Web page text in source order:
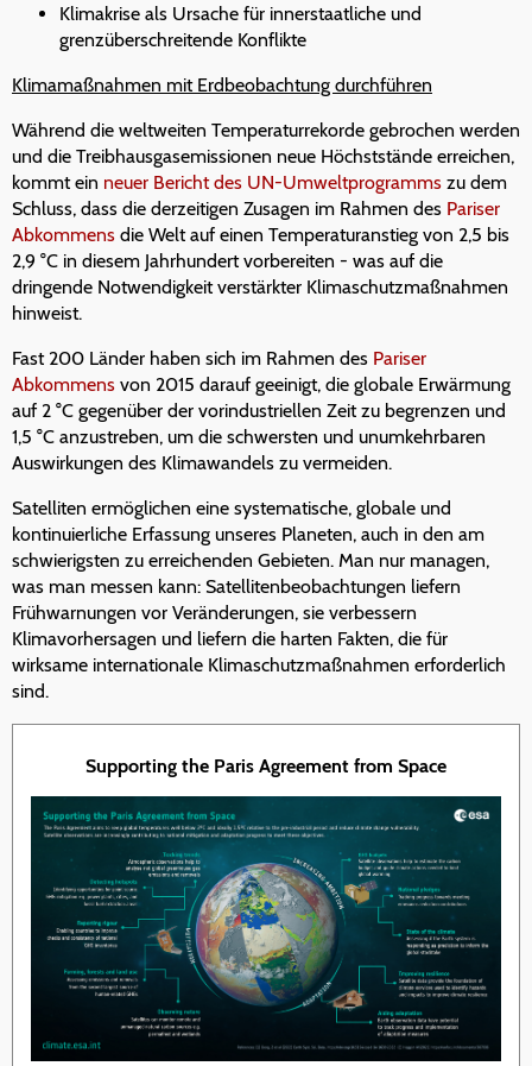
Klimakrise als Ursache für innerstaatliche und
grenzüberschreitende Konflikte
Klimamaßnahmen mit Erdbeobachtung durchführen
Während die weltweiten Temperaturrekorde gebrochen werden
und die Treibhausgasemissionen neue Höchststände erreichen,
kommt ein neuer Bericht des UN-Umweltprogramms zu dem
Schluss, dass die derzeitigen Zusagen im Rahmen des Pariser
Abkommens die Welt auf einen Temperaturanstieg von 2,5 bis
2,9 °C in diesem Jahrhundert vorbereiten - was auf die
dringende Notwendigkeit verstärkter Klimaschutzmaßnahmen
hinweist.
Fast 200 Länder haben sich im Rahmen des Pariser
Abkommens von 2015 darauf geeinigt, die globale Erwärmung
auf 2 °C gegenüber der vorindustriellen Zeit zu begrenzen und
1,5 °C anzustreben, um die schwersten und unumkehrbaren
Auswirkungen des Klimawandels zu vermeiden.
Satelliten ermöglichen eine systematische, globale und
kontinuierliche Erfassung unseres Planeten, auch in den am
schwierigsten zu erreichenden Gebieten. Man nur managen,
was man messen kann: Satellitenbeobachtungen liefern
Frühwarnungen vor Veränderungen, sie verbessern
Klimavorhersagen und liefern die harten Fakten, die für
wirksame internationale Klimaschutzmaßnahmen erforderlich
sind.
Supporting the Paris Agreement from Space